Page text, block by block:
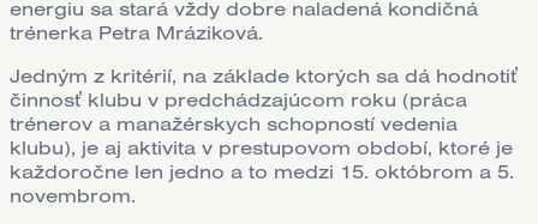
energiu sa stará vždy dobre naladená kondičná
trénerka Petra Mráziková.
Jedným z kritérií, na základe ktorých sa dá hodnotiť
činnosť klubu v predchádzajúcom roku (práca
trénerov a manažérskych schopností vedenia
klubu), je aj aktivita v prestupovom období, ktoré je
každoročne len jedno a to medzi 15. októbrom a 5.
novembrom.